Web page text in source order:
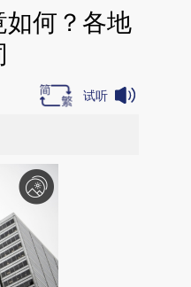
如何？各地
试听